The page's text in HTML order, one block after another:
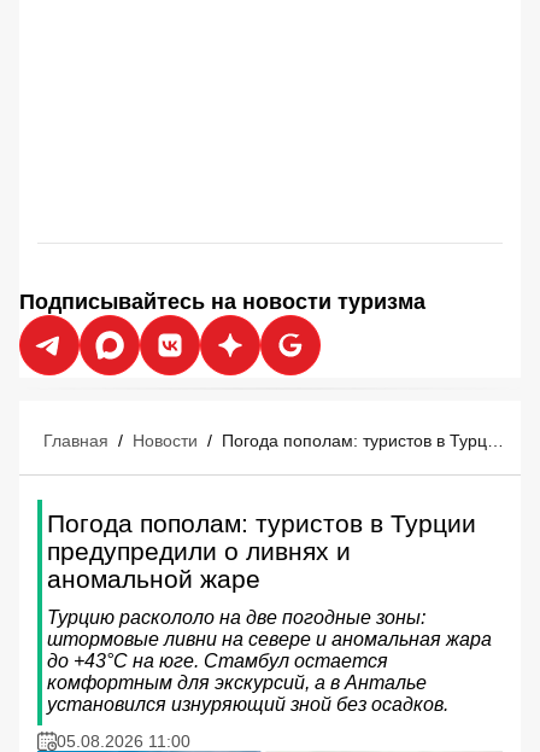
Подписывайтесь на новости туризма
Главная / Новости /
Погода пополам: туристов в Турции
предупредили о ливнях и
аномальной жаре
Турцию раскололо на две погодные зоны:
штормовые ливни на севере и аномальная жара
до +43°C на юге. Стамбул остается
комфортным для экскурсий, а в Анталье
установился изнуряющий зной без осадков.
05.08.2026 11:00